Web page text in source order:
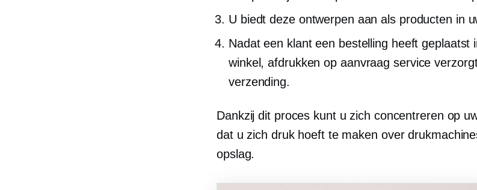
U biedt deze ontwerpen aan als producten in
Nadat een klant een bestelling heeft geplaatst
winkel,afdrukken op aanvraag service
verzending.
Dankzij dit proces kunt u zich concentreren op
dat u zich druk hoeft te maken over
opslag.